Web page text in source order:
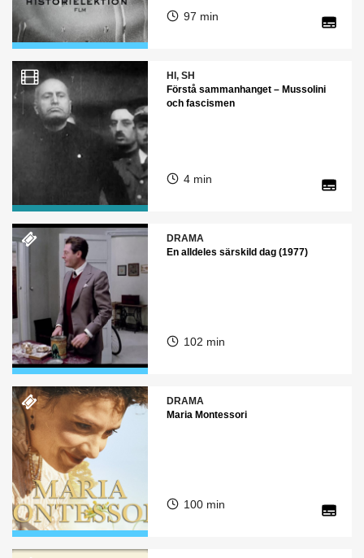
97 min
HI, SH
Förstå sammanhanget – Mussolini
och fascismen
4 min
DRAMA
En alldeles särskild dag (1977)
102 min
DRAMA
Maria Montessori
100 min